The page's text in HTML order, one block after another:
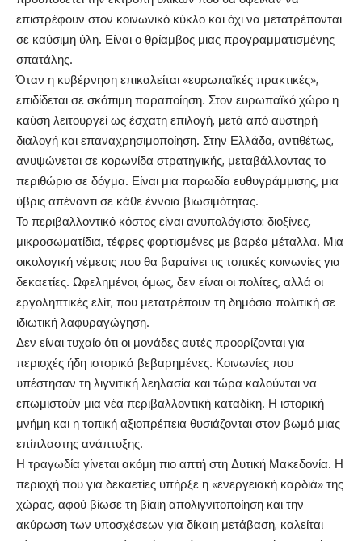
επιστρέφουν στον κοινωνικό κύκλο και όχι να μετατρέπονται
σε καύσιμη ύλη. Είναι ο θρίαμβος μιας προγραμματισμένης
σπατάλης.
Όταν η κυβέρνηση επικαλείται «ευρωπαϊκές πρακτικές»,
επιδίδεται σε σκόπιμη παραποίηση. Στον ευρωπαϊκό χώρο η
καύση λειτουργεί ως έσχατη επιλογή, μετά από αυστηρή
διαλογή και επαναχρησιμοποίηση. Στην Ελλάδα, αντιθέτως,
ανυψώνεται σε κορωνίδα στρατηγικής, μεταβάλλοντας το
περιθώριο σε δόγμα. Είναι μια παρωδία ευθυγράμμισης, μια
ύβρις απέναντι σε κάθε έννοια βιωσιμότητας.
Το περιβαλλοντικό κόστος είναι ανυπολόγιστο: διοξίνες,
μικροσωματίδια, τέφρες φορτισμένες με βαρέα μέταλλα. Μια
οικολογική νέμεσις που θα βαραίνει τις τοπικές κοινωνίες για
δεκαετίες. Ωφελημένοι, όμως, δεν είναι οι πολίτες, αλλά οι
εργοληπτικές ελίτ, που μετατρέπουν τη δημόσια πολιτική σε
ιδιωτική λαφυραγώγηση.
Δεν είναι τυχαίο ότι οι μονάδες αυτές προορίζονται για
περιοχές ήδη ιστορικά βεβαρημένες. Κοινωνίες που
υπέστησαν τη λιγνιτική λεηλασία και τώρα καλούνται να
επωμιστούν μια νέα περιβαλλοντική καταδίκη. Η ιστορική
μνήμη και η τοπική αξιοπρέπεια θυσιάζονται στον βωμό μιας
επίπλαστης ανάπτυξης.
Η τραγωδία γίνεται ακόμη πιο απτή στη Δυτική Μακεδονία. Η
περιοχή που για δεκαετίες υπήρξε η «ενεργειακή καρδιά» της
χώρας, αφού βίωσε τη βίαιη απολιγνιτοποίηση και την
ακύρωση των υποσχέσεων για δίκαιη μετάβαση, καλείται